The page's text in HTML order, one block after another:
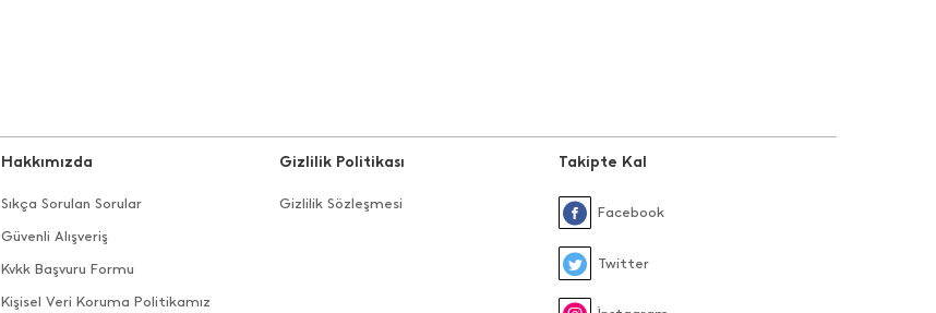
Hakkımızda
Sıkça Sorulan Sorular
Güvenli Alışveriş
Kvkk Başvuru Formu
Kişisel Veri Koruma Politikamız
Gizlilik Politikası
Gizlilik Sözleşmesi
Takipte Kal
Facebook
Twitter